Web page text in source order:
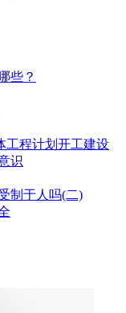
些？
工程计划开工建设
识
制于人吗(二)